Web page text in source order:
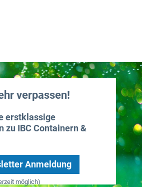
verpassen!
erstklassige
zu IBC Containern &
Anmeldung
möglich)